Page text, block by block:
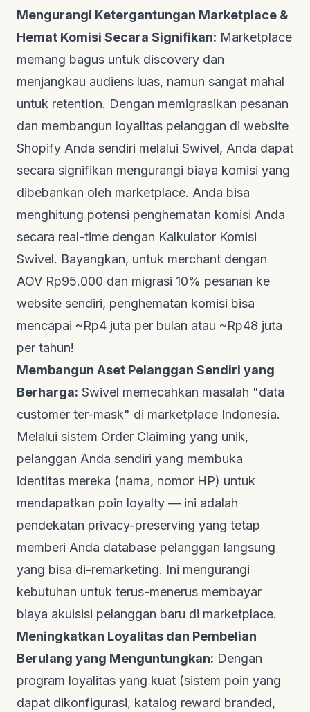
Mengurangi Ketergantungan Marketplace &
Hemat Komisi Secara Signifikan: Marketplace
memang bagus untuk discovery dan
menjangkau audiens luas, namun sangat mahal
untuk retention. Dengan memigrasikan pesanan
dan membangun loyalitas pelanggan di website
Shopify Anda sendiri melalui Swivel, Anda dapat
secara signifikan mengurangi biaya komisi yang
dibebankan oleh marketplace. Anda bisa
menghitung potensi penghematan komisi Anda
secara real-time dengan Kalkulator Komisi
Swivel. Bayangkan, untuk merchant dengan
AOV Rp95.000 dan migrasi 10% pesanan ke
website sendiri, penghematan komisi bisa
mencapai ~Rp4 juta per bulan atau ~Rp48 juta
per tahun!
Membangun Aset Pelanggan Sendiri yang
Berharga: Swivel memecahkan masalah "data
customer ter-mask" di marketplace Indonesia.
Melalui sistem Order Claiming yang unik,
pelanggan Anda sendiri yang membuka
identitas mereka (nama, nomor HP) untuk
mendapatkan poin loyalty — ini adalah
pendekatan privacy-preserving yang tetap
memberi Anda database pelanggan langsung
yang bisa di-remarketing. Ini mengurangi
kebutuhan untuk terus-menerus membayar
biaya akuisisi pelanggan baru di marketplace.
Meningkatkan Loyalitas dan Pembelian
Berulang yang Menguntungkan: Dengan
program loyalitas yang kuat (sistem poin yang
dapat dikonfigurasi, katalog reward branded,